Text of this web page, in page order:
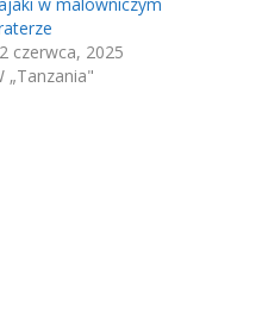
czerwca, 2025
„Tanzania"